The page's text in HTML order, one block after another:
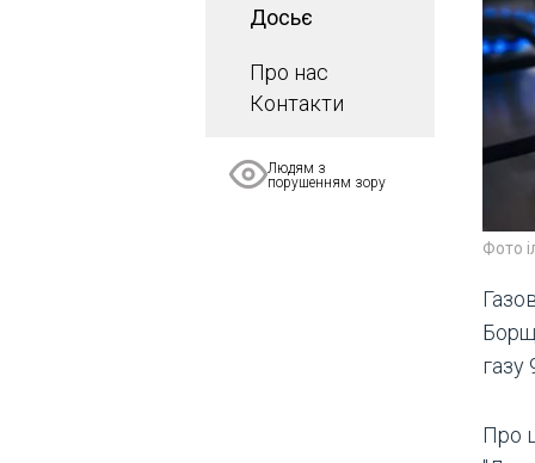
Досьє
Про нас
Контакти
Людям з
порушенням зору
Фото
газу
Про